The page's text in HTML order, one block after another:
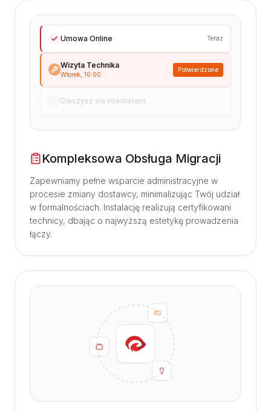
Umowa Online Teraz
Wizyta Technika
Wtorek, 10:00
Potwierdzone
Cieszysz się internetem
Kompleksowa Obsługa Migracji
Zapewniamy pełne wsparcie administracyjne w
procesie zmiany dostawcy, minimalizując Twój udział
w formalnościach. Instalację realizują certyfikowani
technicy, dbając o najwyższą estetykę prowadzenia
łączy.